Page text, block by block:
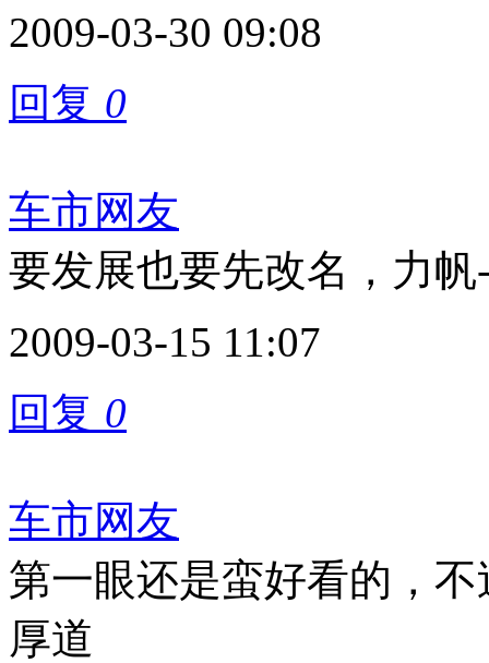
2009-03-30 09:08
回复 0
车市网友
要发展也要先改名，力
2009-03-15 11:07
回复 0
车市网友
第一眼还是蛮好看的，
厚道